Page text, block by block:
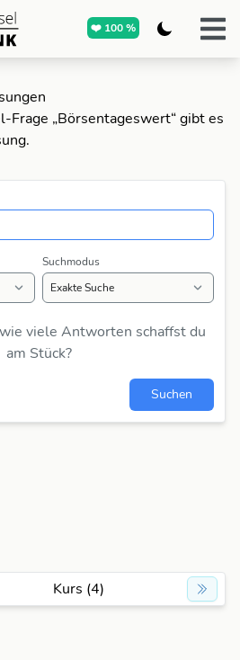
❤️ 100 %
Frage „Börsentageswert“ gibt es
Suchmodus
viele Antworten schaffst du
am Stück?
Suchen
Kurs (4)